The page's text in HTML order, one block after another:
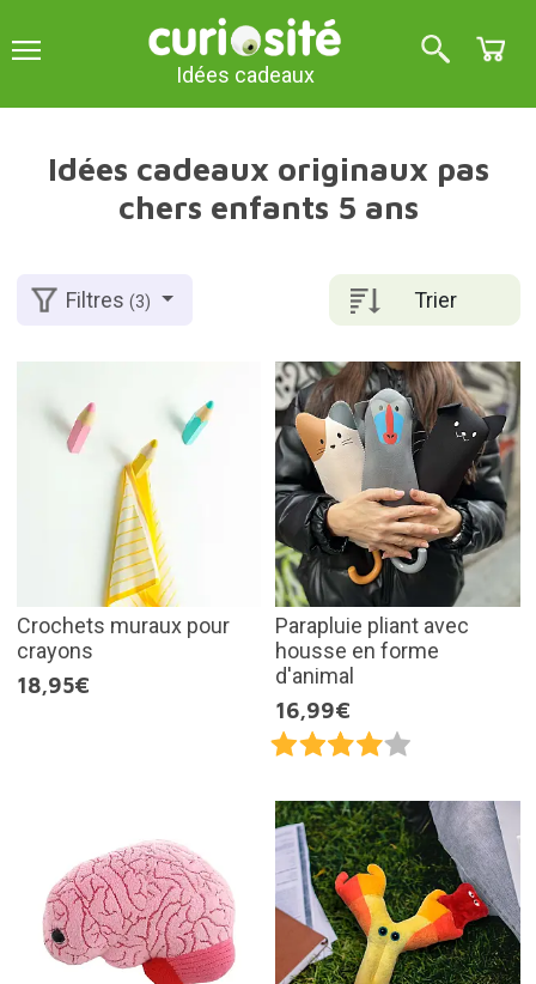
Idées cadeaux
Idées cadeaux originaux pas
chers enfants 5 ans
Trier
Filtres(3)
Crochets muraux pour
crayons
18,95€
Parapluie pliant avec
housse en forme
d'animal
16,99€